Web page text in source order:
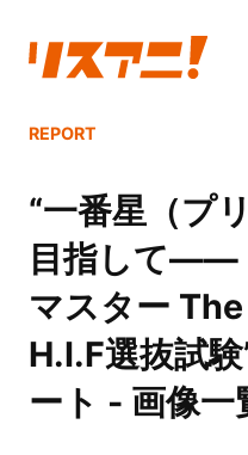
REPORT
“一番星（プ
目指して――
マスター
H.I.F選抜試
ート - 画像一